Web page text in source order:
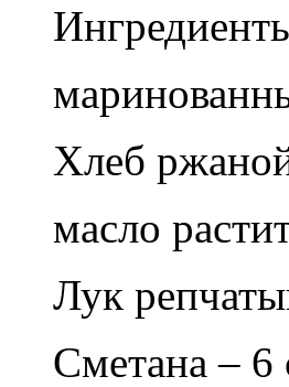
Хлеб
масло
Лук
Сметана – 6